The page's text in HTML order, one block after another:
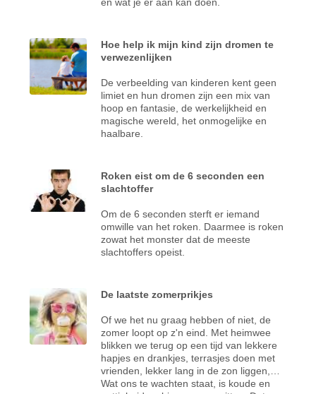
Hoe help ik mijn kind zijn dromen te
verwezenlijken
De verbeelding van kinderen kent geen
limiet en hun dromen zijn een mix van
hoop en fantasie, de werkelijkheid en
magische wereld, het onmogelijke en
haalbare.
Roken eist om de 6 seconden een
slachtoffer
Om de 6 seconden sterft er iemand
omwille van het roken. Daarmee is roken
zowat het monster dat de meeste
slachtoffers opeist.
De laatste zomerprikjes
Of we het nu graag hebben of niet, de
zomer loopt op z'n eind. Met heimwee
blikken we terug op een tijd van lekkere
hapjes en drankjes, terrasjes doen met
vrienden, lekker lang in de zon liggen,…
Wat ons te wachten staat, is koude en